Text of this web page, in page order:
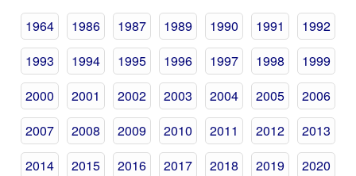
1964 1986 1987 1989 1990 1991
1992
1993
1994 1995 1996 1997 1998
1999
2000
2001 2002 2003 2004 2005
2006
2007
2008 2009 2010 2011 2012
2013
2014
2015 2016 2017 2018 2019
2020